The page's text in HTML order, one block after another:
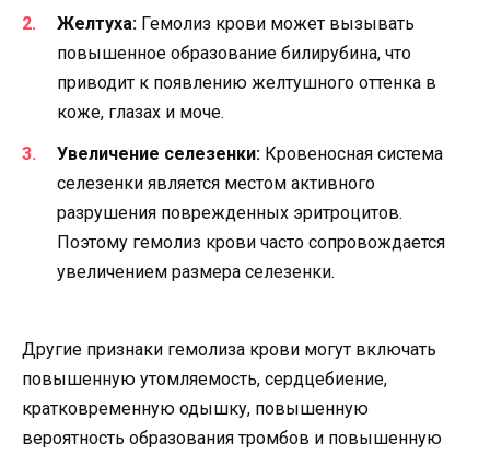
Желтуха: Гемолиз крови может вызывать
повышенное образование билирубина, что
приводит к появлению желтушного оттенка в
коже, глазах и моче.
Увеличение селезенки: Кровеносная система
селезенки является местом активного
разрушения поврежденных эритроцитов.
Поэтому гемолиз крови часто сопровождается
увеличением размера селезенки.
Другие признаки гемолиза крови могут включать
повышенную утомляемость, сердцебиение,
кратковременную одышку, повышенную
вероятность образования тромбов и повышенную